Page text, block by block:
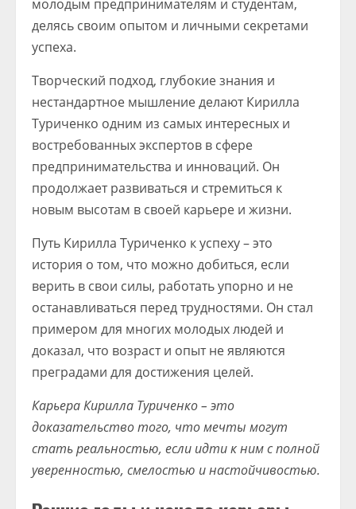
молодым предпринимателям и студентам,
делясь своим опытом и личными секретами
успеха.
Творческий подход, глубокие знания и
нестандартное мышление делают Кирилла
Туриченко одним из самых интересных и
востребованных экспертов в сфере
предпринимательства и инноваций. Он
продолжает развиваться и стремиться к
новым высотам в своей карьере и жизни.
Путь Кирилла Туриченко к успеху – это
история о том, что можно добиться, если
верить в свои силы, работать упорно и не
останавливаться перед трудностями. Он стал
примером для многих молодых людей и
доказал, что возраст и опыт не являются
преградами для достижения целей.
Карьера Кирилла Туриченко – это
доказательство того, что мечты могут
стать реальностью, если идти к ним с полной
уверенностью, смелостью и настойчивостью.